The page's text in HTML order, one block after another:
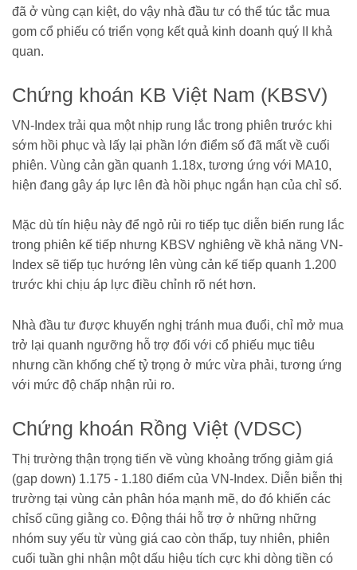
đã ở vùng cạn kiệt, do vậy nhà đầu tư có thể túc tắc mua
gom cổ phiếu có triển vọng kết quả kinh doanh quý II khả
quan.
Chứng khoán KB Việt Nam (KBSV)
VN-Index trải qua một nhịp rung lắc trong phiên trước khi
sớm hồi phục và lấy lại phần lớn điểm số đã mất về cuối
phiên. Vùng cản gần quanh 1.18x, tương ứng với MA10,
hiện đang gây áp lực lên đà hồi phục ngắn hạn của chỉ số.
Mặc dù tín hiệu này để ngỏ rủi ro tiếp tục diễn biến rung lắc
trong phiên kế tiếp nhưng KBSV nghiêng về khả năng VN-
Index sẽ tiếp tục hướng lên vùng cản kế tiếp quanh 1.200
trước khi chịu áp lực điều chỉnh rõ nét hơn.
Nhà đầu tư được khuyến nghị tránh mua đuổi, chỉ mở mua
trở lại quanh ngưỡng hỗ trợ đối với cổ phiếu mục tiêu
nhưng cần khống chế tỷ trọng ở mức vừa phải, tương ứng
với mức độ chấp nhận rủi ro.
Chứng khoán Rồng Việt (VDSC)
Thị trường thận trọng tiến về vùng khoảng trống giảm giá
(gap down) 1.175 - 1.180 điểm của VN-Index. Diễn biễn thị
trường tại vùng cản phân hóa mạnh mẽ, do đó khiến các
chỉsố cũng giằng co. Động thái hỗ trợ ở những những
nhóm suy yếu từ vùng giá cao còn thấp, tuy nhiên, phiên
cuối tuần ghi nhận một dấu hiệu tích cực khi dòng tiền có